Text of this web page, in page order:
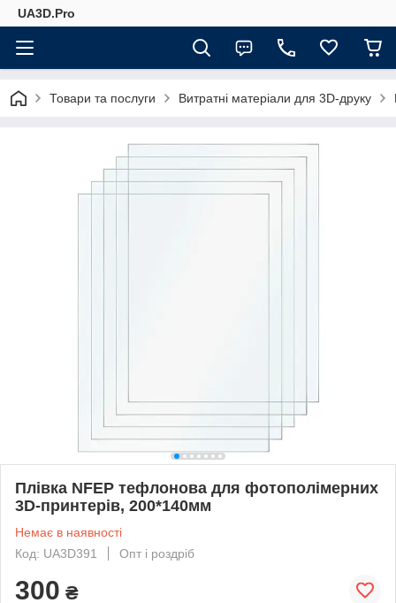
UA3D.Pro
Товари та послуги Витратні матеріали для 3D-друку
Плівка NFEP тефлонова для фотополімерних
3D-принтерів, 200*140мм
Немає в наявності
Код: UA3D391
Опт і роздріб
300 ₴